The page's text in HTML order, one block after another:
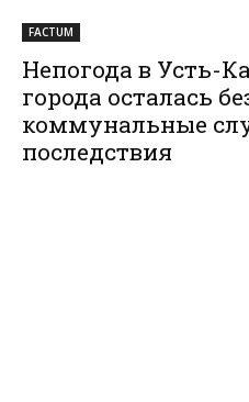
FACTUM
Непогода в Усть-
города осталась
коммунальные
последствия